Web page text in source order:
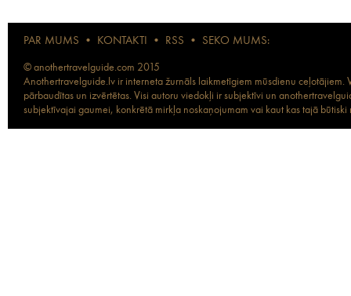
PAR MUMS • KONTAKTI • RSS • SEKO MUMS:
© anothertravelguide.com 2015
Anothertravelguide.lv ir interneta žurnāls laikmetīgiem mūsdienu
pārbaudītas un izvērtētas. Visi autoru viedokļi ir subjektīvi un
subjektīvajai gaumei, konkrētā mirkļa noskaņojumam vai kaut kas tajā